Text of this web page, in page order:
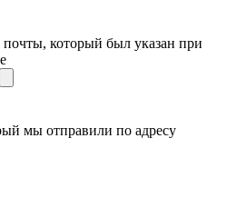
почты, который был указан при
мы отправили по адресу